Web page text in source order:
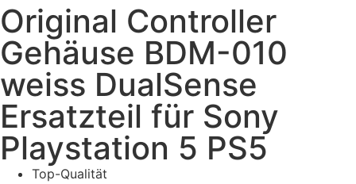
Original Controller
Gehäuse BDM-010
weiss DualSense
Ersatzteil für Sony
Playstation 5 PS5
Top-Qualität